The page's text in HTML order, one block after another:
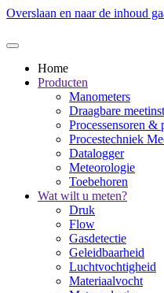
Overslaan en naar de inhoud
Home
Producten
Manometers
Draagbare
Processensoren &
Procestechniek
Datalogger
Meteorologie
Toebehoren
Wat wilt u meten?
Druk
Flow
Gasdetectie
Geleidbaarheid
Luchtvochtigheid
Materiaalvocht